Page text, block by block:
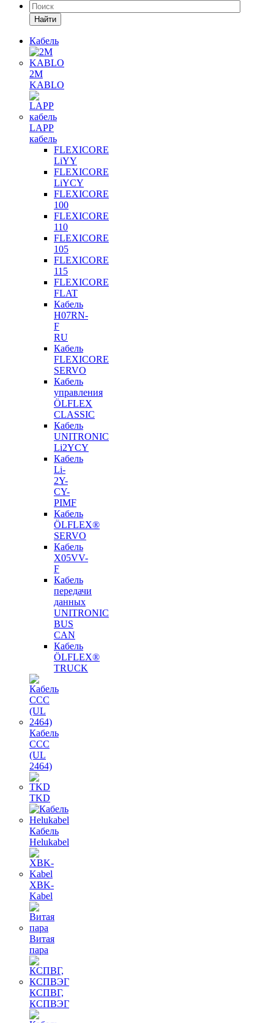
Найти
Кабель
2M
KABLO
LAPP
кабель
FLEXICORE
LiYY
FLEXICORE
LiYCY
FLEXICORE
100
FLEXICORE
110
FLEXICORE
105
FLEXICORE
115
FLEXICORE
FLAT
Кабель
H07RN-
F
RU
Кабель
FLEXICORE
SERVO
Кабель
управления
ÖLFLEX
CLASSIC
Кабель
UNITRONIC
Li2YCY
Кабель
Li-
2Y-
CY-
PIMF
Кабель
ÖLFLEX®
SERVO
Кабель
X05VV-
F
Кабель
передачи
данных
UNITRONIC
BUS
CAN
Кабель
ÖLFLEX®
TRUCK
Кабель
CCC
(UL
2464)
TKD
Кабель
Helukabel
XBK-
Kabel
Витая
пара
КСПВГ,
КСПВЭГ